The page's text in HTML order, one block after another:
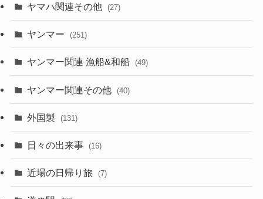
ヤマハ関連その他 (27)
ヤンマー (251)
ヤンマー関連 漁船&和船 (49)
ヤンマー関連その他 (40)
外国製 (131)
日々の出来事 (16)
近場の日帰り旅 (7)